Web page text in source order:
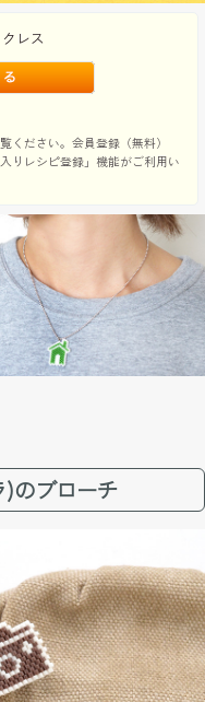
レス
ください。会員登録（無料）
りレシピ登録」機能がご利用い
)のブローチ